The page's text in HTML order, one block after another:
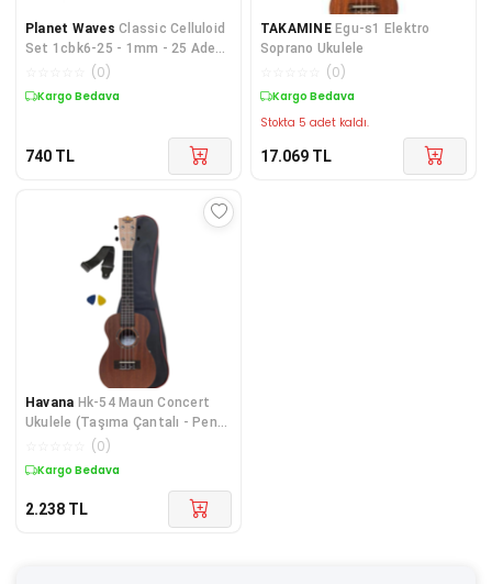
Planet Waves Classic Celluloid
Set 1cbk6-25 - 1mm - 25 Adet
(0)
Kargo Bedava
740 TL
TAKAMINE Egu-s1 Elektro
Soprano Ukulele
(0)
Kargo Bedava
Stokta 5 adet kaldı.
17.069 TL
Havana Hk-54 Maun Concert
Ukulele (Taşıma Çantalı - Pena
(0)
Kargo Bedava
2.238 TL